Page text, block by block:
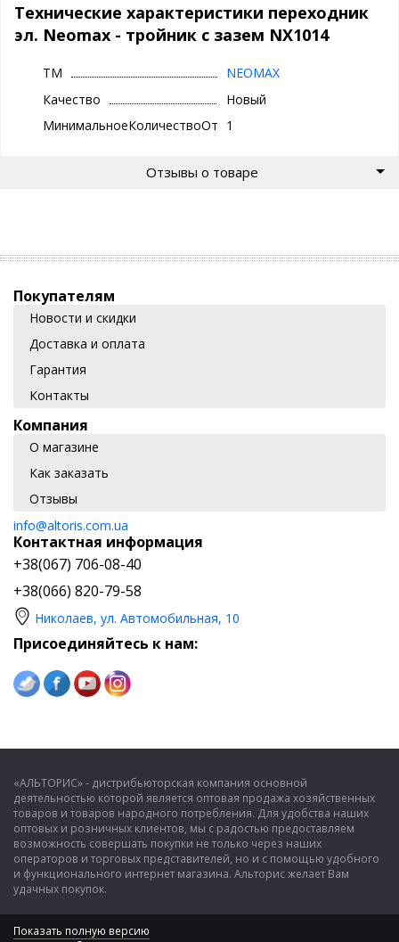
Технические характеристики переходник
эл. Neomax - тройник с зазем NX1014
ТМ
NEOMAX
Качество
Новый
МинимальноеКоличествоОтгрузки
1
Отзывы о товаре
Покупателям
Новости и скидки
Доставка и оплата
Гарантия
Контакты
Компания
О магазине
Как заказать
Отзывы
info@altoris.com.ua
Контактная информация
+38(067) 706-08-40
+38(066) 820-79-58
Николаев, ул. Автомобильная, 10
Присоединяйтесь к нам:
«АЛЬТОРИС» - дистрибьюторская компания основной
деятельностью которой является оптовая продажа хозяйственных
товаров и товаров народного потребления. Для удобства наших
оптовых и розничных клиентов, мы с радостью предоставляем
возможность совершать покупки не только через наших
операторов и торговых представителей, но и с помощью удобного
и функционального интернет магазина. Альторис желает Вам
удачных покупок.
Показать полную версию